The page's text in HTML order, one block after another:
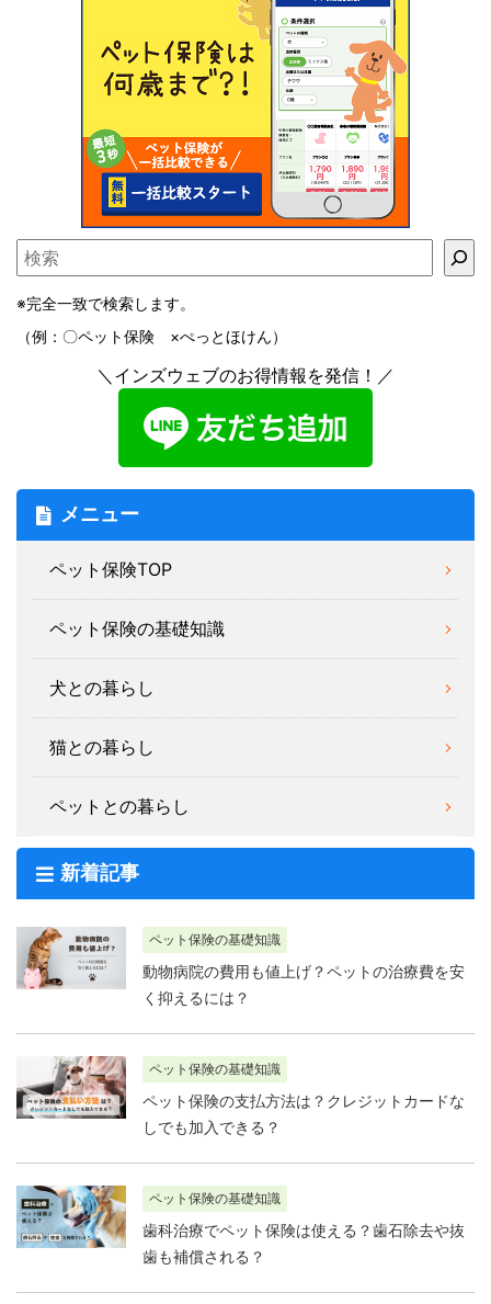
※完全一致で検索します。
（例：〇ペット保険 ×ぺっとほけん）
＼インズウェブのお得情報を発信！／
メニュー
ペット保険TOP
ペット保険の基礎知識
犬との暮らし
猫との暮らし
ペットとの暮らし
新着記事
ペット保険の基礎知識
動物病院の費用も値上げ？ペットの治療費を安
く抑えるには？
ペット保険の基礎知識
ペット保険の支払方法は？クレジットカードな
しでも加入できる？
ペット保険の基礎知識
歯科治療でペット保険は使える？歯石除去や抜
歯も補償される？